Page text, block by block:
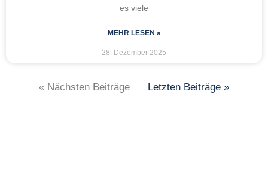
es viele
MEHR LESEN »
28. Dezember 2025
« Nächsten Beiträge Letzten Beiträge »